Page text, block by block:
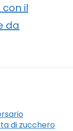
il
da
di zucchero